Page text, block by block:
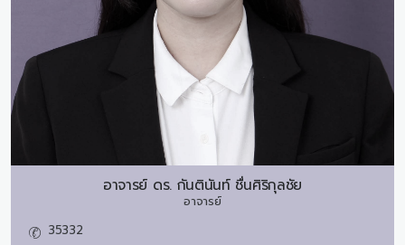
อาจารย์ ดร. กันตินันท์ ชื่นศิริกุลชัย
อาจารย์
35332